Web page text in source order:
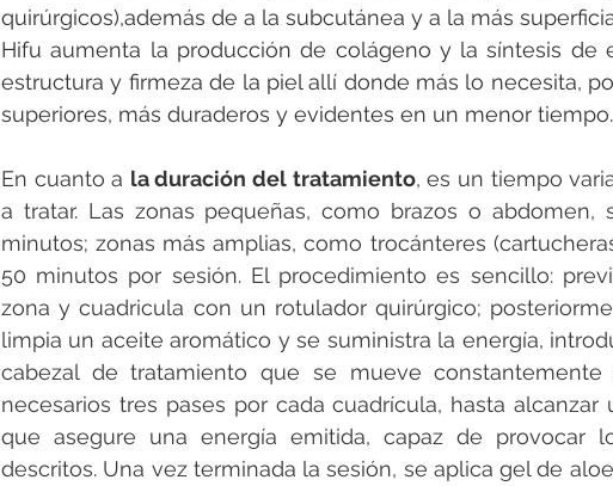
quirúrgicos),además de a la subcutánea y a la más
Hifu aumenta la producción de colágeno y la síntesis de
estructura y firmeza de la piel allí donde más lo necesita,
superiores, más duraderos y evidentes en un menor tiempo.
En cuanto a la duración del tratamiento, es un tiempo
a tratar. Las zonas pequeñas, como brazos o abdomen,
minutos; zonas más amplias, como trocánteres
50 minutos por sesión. El procedimiento es sencillo:
zona y cuadricula con un rotulador quirúrgico;
limpia un aceite aromático y se suministra la energía,
cabezal de tratamiento que se mueve
necesarios tres pases por cada cuadrícula, hasta
que asegure una energía emitida, capaz de provocar
descritos. Una vez terminada la sesión, se aplica gel de